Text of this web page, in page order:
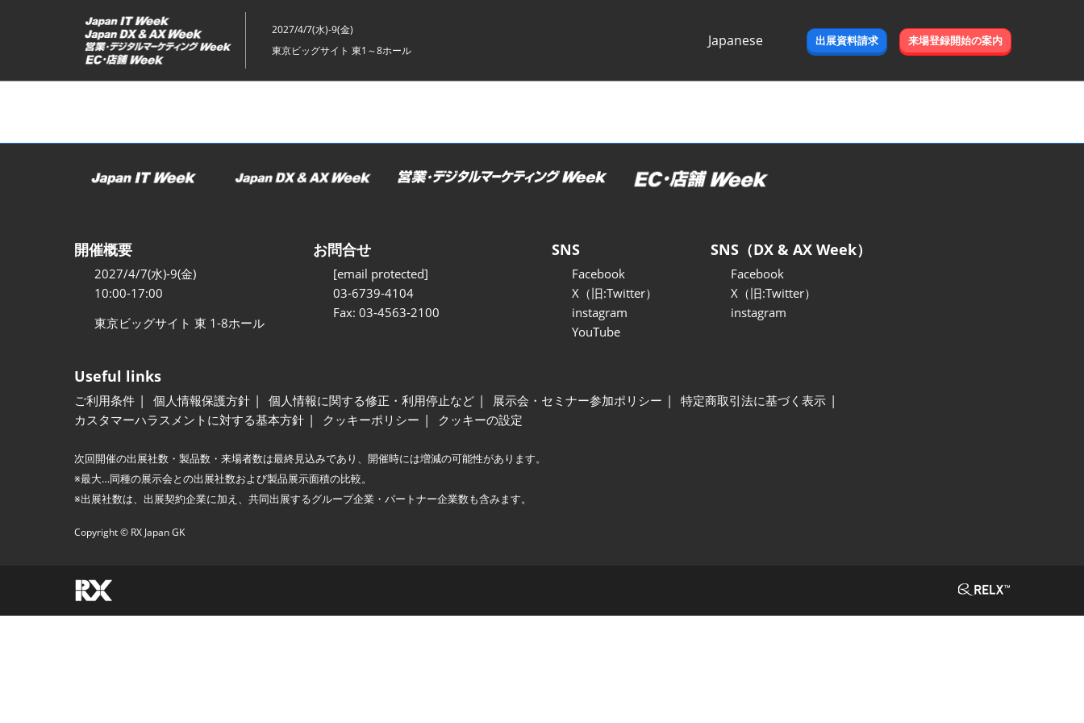
ッ
2027/4/7(水)-9(金)
東京ビッグサイト 東1～8ホール
Japanese
出展資料請求 来場登録開始の案内
開催概要
2027/4/7(水)-9(金)
10:00-17:00
東京ビッグサイト 東 1-8ホール
お問合せ
[email protected]
03-6739-4104
Fax: 03-4563-2100
SNS
Facebook
X（旧:Twitter）
instagram
YouTube
SNS（DX & AX Week）
Facebook
X（旧:Twitter）
instagram
Useful links
ご利用条件 個人情報保護方針 個人情報に関する修正・利用停止など 展示会・セミナー参加ポリシー
特定商取引法に基づく表示
カスタマーハラスメントに対する基本方針
クッキーポリシー クッキーの設定
次回開催の出展社数・製品数・来場者数は最終見込みであり、開催時には増減の可能性があります。
※最大…同種の展示会との出展社数および製品展示面積の比較。
※出展社数は、出展契約企業に加え、共同出展するグループ企業・パートナー企業数も含みます。
Copyright © RX Japan GK